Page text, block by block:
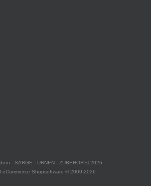
- SÄRGE - URNEN - ZUBEHÖR © 2026
eCommerce Shopsoftware © 2009-2026